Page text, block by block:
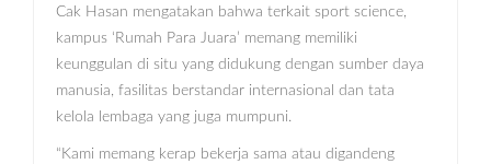
Cak Hasan mengatakan bahwa terkait sport science,
kampus ‘Rumah Para Juara’ memang memiliki
keunggulan di situ yang didukung dengan sumber daya
manusia, fasilitas berstandar internasional dan tata
kelola lembaga yang juga mumpuni.
“Kami memang kerap bekerja sama atau digandeng